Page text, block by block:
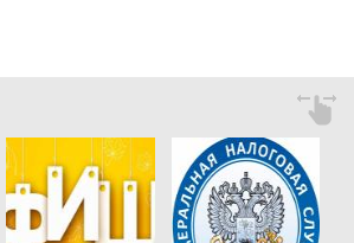
Городские диспетчерские
службы
Правила благоустройства
Капитальный ремонт